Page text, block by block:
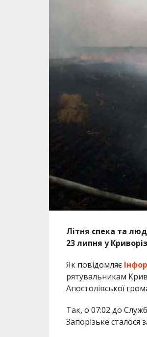
Літня спека та
23 липня у
Як повідомляє
рятувальникам
Апостолівської
Так, о 07:02 до
Запорізьке сталося